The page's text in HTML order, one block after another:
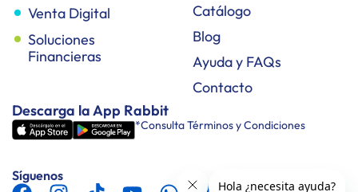
Venta Digital
Soluciones
Financieras
Catálogo
Blog
Ayuda y FAQs
Contacto
Descarga la App Rabbit
*Consulta Términos y Condiciones
Síguenos